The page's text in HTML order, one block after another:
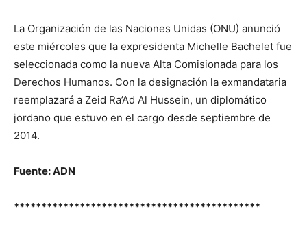
La Organización de las Naciones Unidas (ONU) anunció
este miércoles que la expresidenta Michelle Bachelet fue
seleccionada como la nueva Alta Comisionada para los
Derechos Humanos. Con la designación la exmandataria
reemplazará a Zeid Ra’Ad Al Hussein, un diplomático
jordano que estuvo en el cargo desde septiembre de
2014.
Fuente: ADN
*********************************************